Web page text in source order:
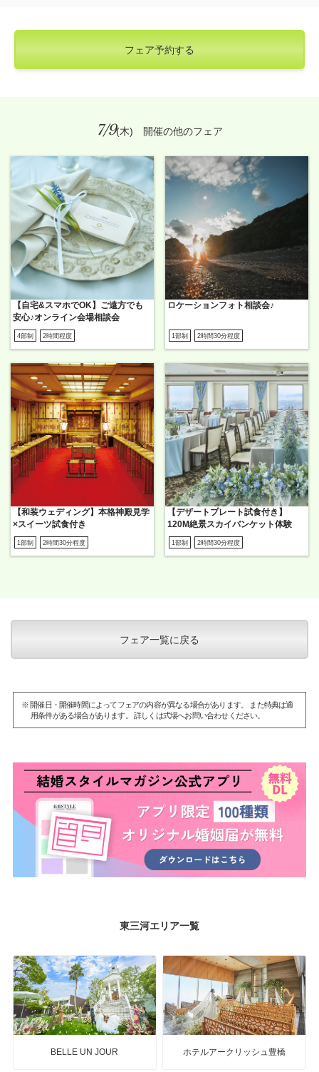
フェア予約する
7/9(木) 開催の他のフェア
【自宅&スマホでOK】ご遠方でも
安心♪オンライン会場相談会
4部制 2時間程度
ロケーションフォト相談会♪
1部制 2時間30分程度
【和装ウェディング】本格神殿見学
×スイーツ試食付き
1部制 2時間30分程度
【デザートプレート試食付き】
120M絶景スカイバンケット体験
1部制 2時間30分程度
フェア一覧に戻る
※ 開催日・開催時間によってフェアの内容が異なる場合があります。 また特典は適
用条件がある場合があります。 詳しくは式場へお問い合わせください。
東三河エリア一覧
BELLE UN JOUR ホテルアークリッシュ豊橋